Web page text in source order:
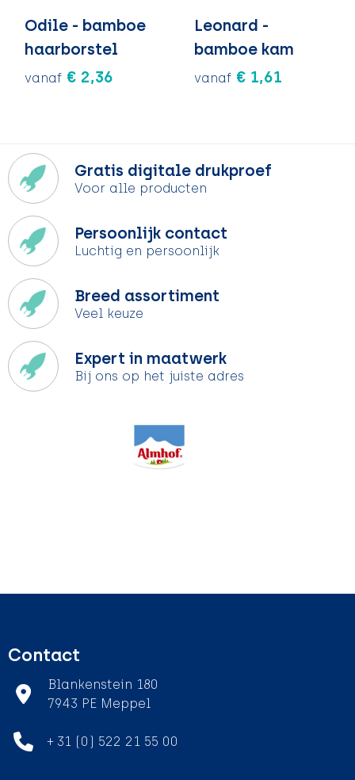
Odile - bamboe
haarborstel
vanaf € 2,36
Leonard -
bamboe kam
vanaf € 1,61
Gratis digitale drukproef
Voor alle producten
Persoonlijk contact
Luchtig en persoonlijk
Breed assortiment
Veel keuze
Expert in maatwerk
Bij ons op het juiste adres
Contact
Blankenstein 180
7943 PE Meppel
+ 31 (0) 522 21 55 00